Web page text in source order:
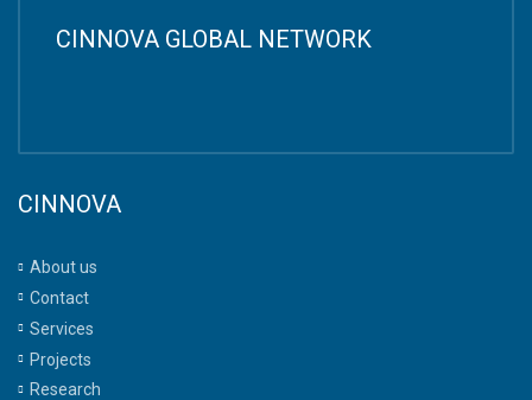
CINNOVA GLOBAL NETWORK
CINNOVA
About us
Contact
Services
Projects
Research